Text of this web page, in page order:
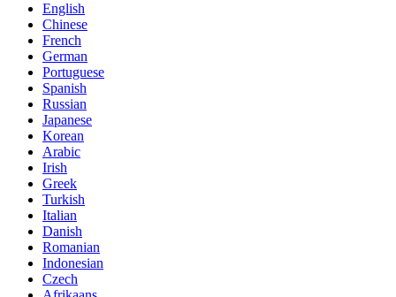
English
Chinese
French
German
Portuguese
Spanish
Russian
Japanese
Korean
Arabic
Irish
Greek
Turkish
Italian
Danish
Romanian
Indonesian
Czech